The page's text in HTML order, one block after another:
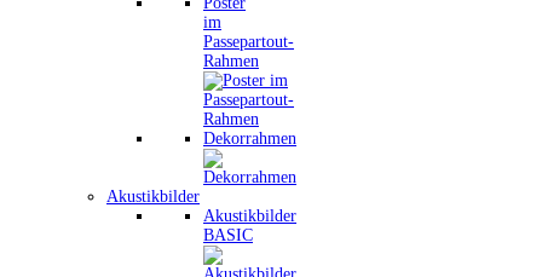
im
Passepartout-
Rahmen
Dekorrahmen
Akustikbilder
Akustikbilder
BASIC